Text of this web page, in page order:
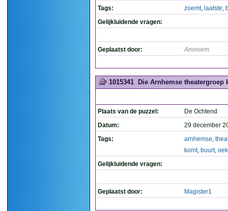
Tags:
zoemt, laatste,
Gelijkluidende vragen:
Geplaatst door: Anoniem
1015341 Die Arnhemse
Plaats van de puzzel:
De Ochtend
Datum:
29 december
Tags:
arnhemse,
komt, buurt,
Gelijkluidende vragen:
Geplaatst door: Magister1